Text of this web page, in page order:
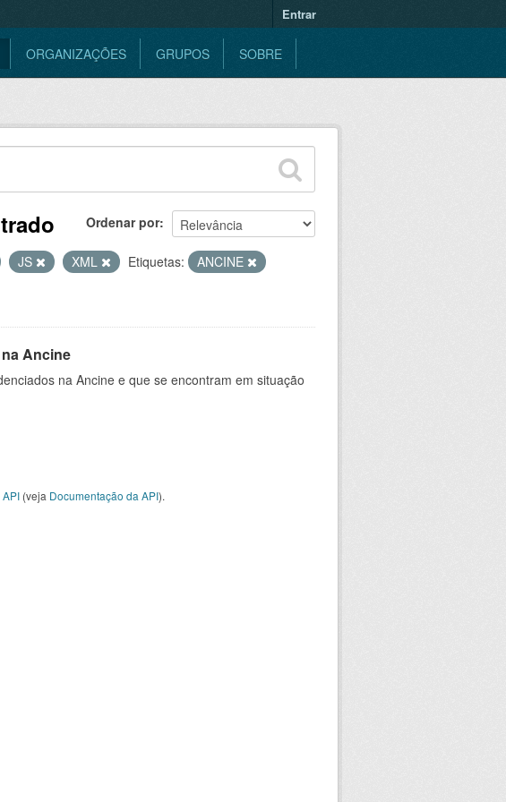
Entrar
ORGANIZAÇÕES GRUPOS SOBRE
Ordenar por
JS XML Etiquetas:
ANCINE
Ancine
na Ancine e que se encontram em situação
API (veja Documentação da API).